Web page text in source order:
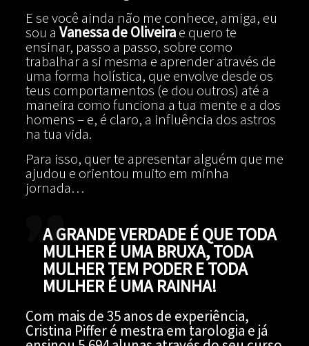
E se você ainda não me conhece, amiga, eu
sou a Vanessa de Oliveirae quero te
ensinar, passo a passo, sobre como
trabalhar a si mesma e aprender através de
uma forma holística, que envolve desde os
teus comportamentos (e dou outros) até a
maneira como funciona a tua mente e a dos
homens – e, é claro, a influência dos astros
na tua vida.
Para isso, quer te apresentar alguém que me
ajudou e orientou muito em minha
jornada…
A GRANDE VERDADE É QUE TODA
MULHER É UMA BRUXA, TODA
MULHER TEM PODER E TODA
MULHER É UMA RAINHA!
Com mais de 35 anos de experiência,
Cristina Piffer é mestra em tarologia e já